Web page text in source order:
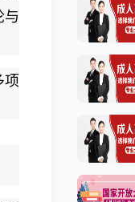
与
项